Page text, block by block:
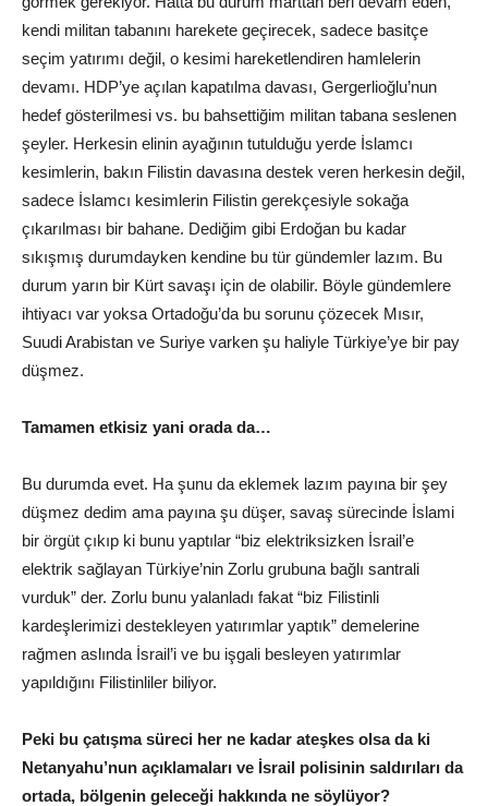
kendi militan tabanını harekete geçirecek, sadece basitçe
seçim yatırımı değil, o kesimi hareketlendiren hamlelerin
devamı. HDP’ye açılan kapatılma davası, Gergerlioğlu’nun
hedef gösterilmesi vs. bu bahsettiğim militan tabana seslenen
şeyler. Herkesin elinin ayağının tutulduğu yerde İslamcı
kesimlerin, bakın Filistin davasına destek veren herkesin değil,
sadece İslamcı kesimlerin Filistin gerekçesiyle sokağa
çıkarılması bir bahane. Dediğim gibi Erdoğan bu kadar
sıkışmış durumdayken kendine bu tür gündemler lazım. Bu
durum yarın bir Kürt savaşı için de olabilir. Böyle gündemlere
ihtiyacı var yoksa Ortadoğu’da bu sorunu çözecek Mısır,
Suudi Arabistan ve Suriye varken şu haliyle Türkiye’ye bir pay
düşmez.
Tamamen etkisiz yani orada da…
Bu durumda evet. Ha şunu da eklemek lazım payına bir şey
düşmez dedim ama payına şu düşer, savaş sürecinde İslami
bir örgüt çıkıp ki bunu yaptılar “biz elektriksizken İsrail’e
elektrik sağlayan Türkiye’nin Zorlu grubuna bağlı santrali
vurduk” der. Zorlu bunu yalanladı fakat “biz Filistinli
kardeşlerimizi destekleyen yatırımlar yaptık” demelerine
rağmen aslında İsrail’i ve bu işgali besleyen yatırımlar
yapıldığını Filistinliler biliyor.
Peki bu çatışma süreci her ne kadar ateşkes olsa da ki
Netanyahu’nun açıklamaları ve İsrail polisinin saldırıları da
ortada, bölgenin geleceği hakkında ne söylüyor?